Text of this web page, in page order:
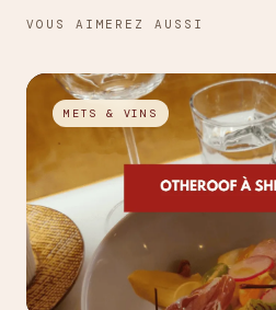
VOUS AIMEREZ AUSSI
METS & VINS